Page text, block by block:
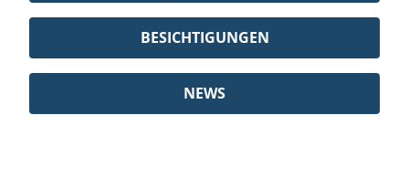
BESICHTIGUNGEN
NEWS